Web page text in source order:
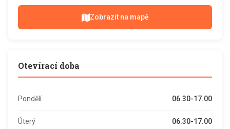
Zobrazit na mapě
Otevírací doba
Pondělí 06.30-17.00
Úterý 06.30-17.00